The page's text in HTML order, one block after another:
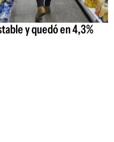
y quedó en 4,3%